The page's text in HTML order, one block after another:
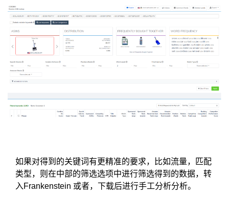
如果对得到的关键词有更精准的要求，比如流量，匹配
类型，则在中部的筛选选项中进行筛选得到的数据，转
入Frankenstein 或者，下载后进行手工分析分析。